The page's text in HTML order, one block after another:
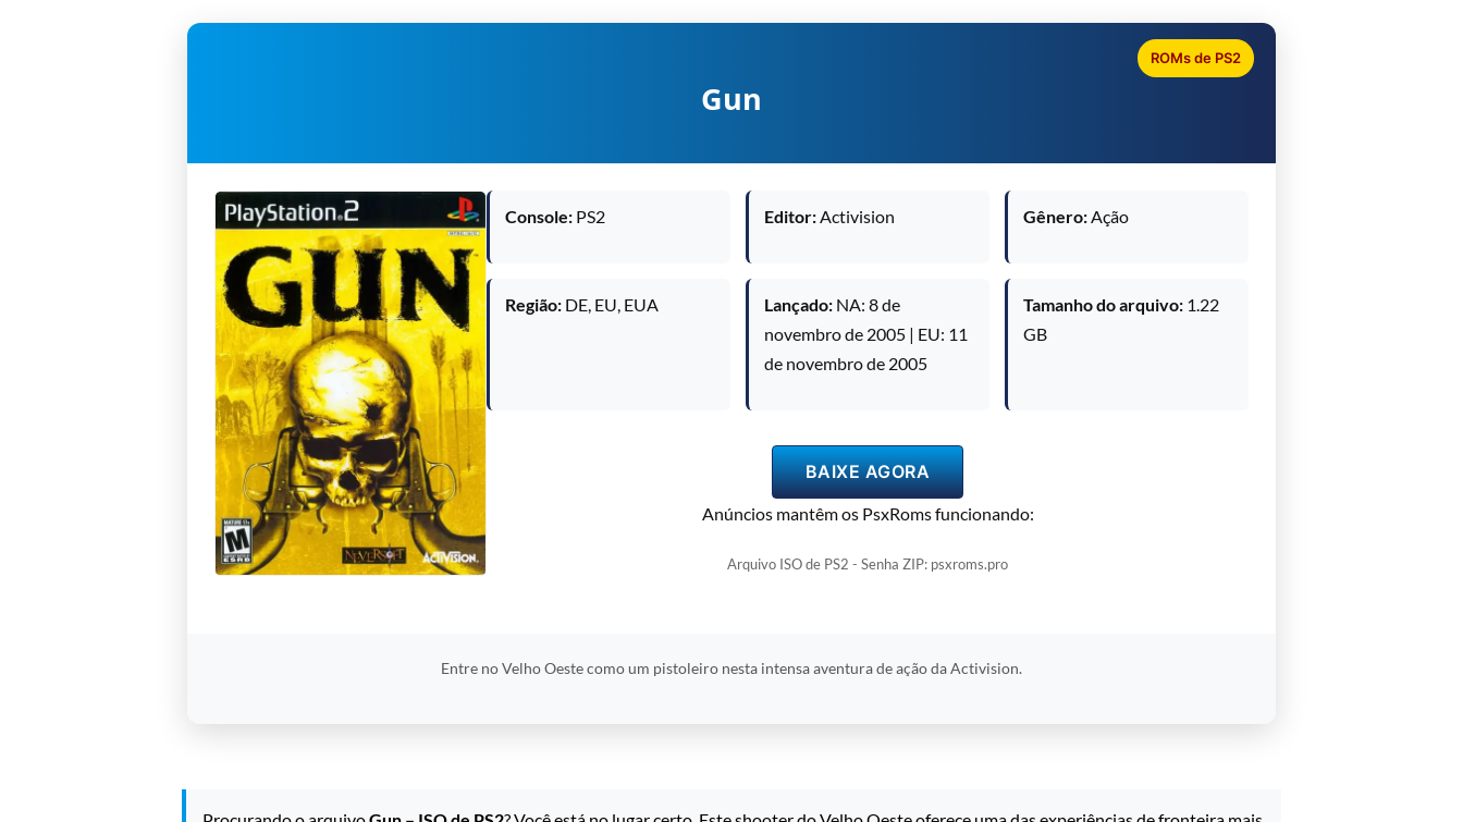
Gun
ROMs de PS2
Console: PS2 Editor:Activision Gênero:Ação
Região: DE, EU, EUA Lançado: NA: 8 de
novembro de 2005 | EU: 11
de novembro de 2005
Tamanho do arquivo: 1.22
GB
BAIXE AGORA
Anúncios mantêm os PsxRoms funcionando:
Arquivo ISO de PS2 - Senha ZIP: psxroms.pro
Entre no Velho Oeste como um pistoleiro nesta intensa aventura de ação da Activision.